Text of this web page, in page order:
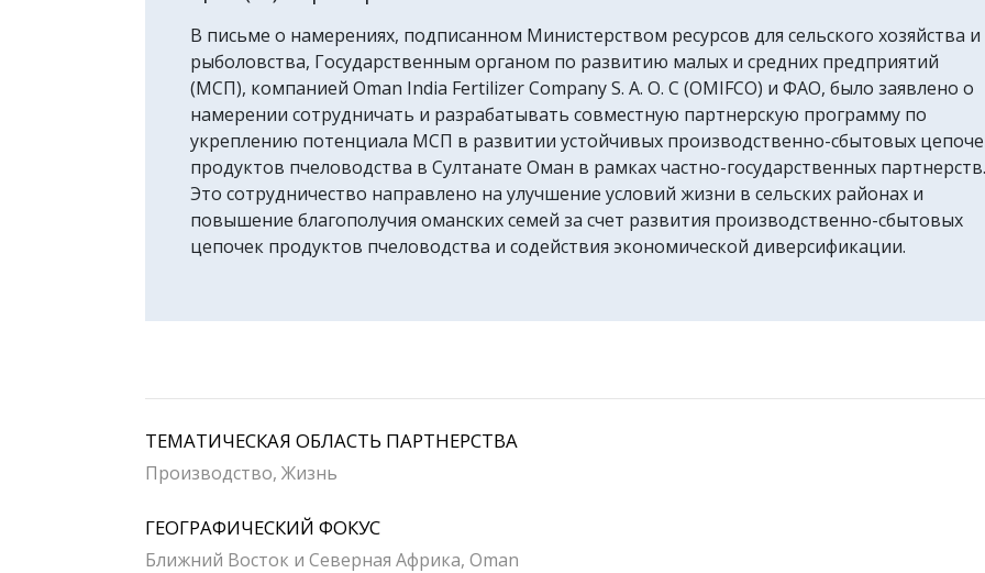
В письме о намерениях, подписанном Министерством ресурсов для сельского хозяйства и
рыболовства, Государственным органом по развитию малых и средних предприятий
(МСП), компанией Oman India Fertilizer Company S. A. O. C (OMIFCO) и ФАО, было заявлено о
намерении сотрудничать и разрабатывать совместную партнерскую программу по
укреплению потенциала МСП в развитии устойчивых производственно-сбытовых
продуктов пчеловодства в Султанате Оман в рамках частно-государственных партнерств.
Это сотрудничество направлено на улучшение условий жизни в сельских районах и
повышение благополучия оманских семей за счет развития производственно-сбытовых
цепочек продуктов пчеловодства и содействия экономической диверсификации.
ТЕМАТИЧЕСКАЯ ОБЛАСТЬ ПАРТНЕРСТВА
Производство, Жизнь
ГЕОГРАФИЧЕСКИЙ ФОКУС
Ближний Восток и Северная Африка, Oman